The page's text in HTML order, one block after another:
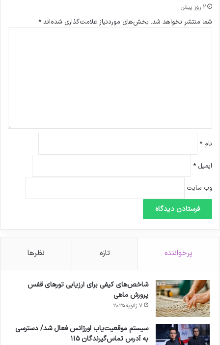
2 روز پیش
شما منتشر نخواهد شد. بخش‌های موردنیاز علامت‌گذاری شده‌اند *
نام *
ایمیل *
وب‌ سایت
پرخواننده تازه نظرها
شاخص‌های کیفی برای ارزیابی تورهای قفس
پرورش ماهی
7 ژانویه 2025
سیستم موقعیت‌یاب اورژانس فعال شد/ دسترسی
به آدرس تماس‌گیرندگان ۱۱۵